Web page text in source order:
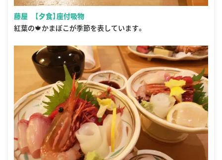
藤屋 【夕食】座付吸物
紅葉の🍁かまぼこが季節を表しています。